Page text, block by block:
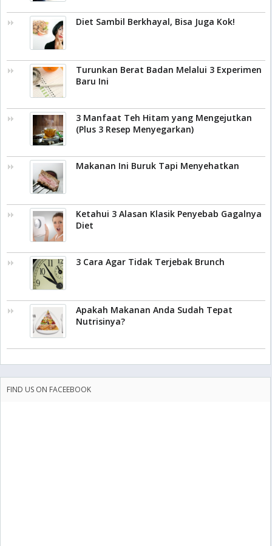
Diet Sambil Berkhayal, Bisa Juga Kok!
Turunkan Berat Badan Melalui 3 Experimen
Baru Ini
3 Manfaat Teh Hitam yang Mengejutkan
(Plus 3 Resep Menyegarkan)
Makanan Ini Buruk Tapi Menyehatkan
Ketahui 3 Alasan Klasik Penyebab Gagalnya
Diet
3 Cara Agar Tidak Terjebak Brunch
Apakah Makanan Anda Sudah Tepat
Nutrisinya?
FIND US ON FACEEBOOK